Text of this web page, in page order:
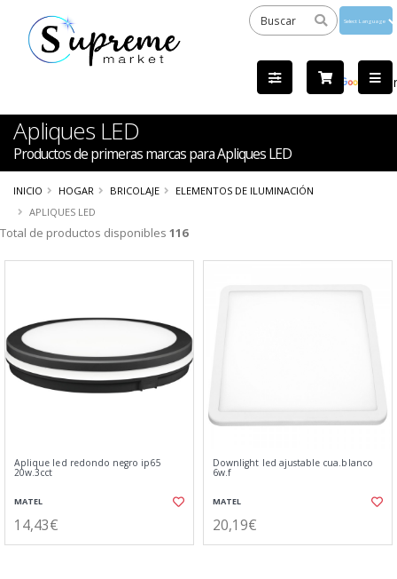
by
Apliques LED
Productos de primeras marcas para Apliques LED
INICIO HOGAR BRICOLAJE
ELEMENTOS DE ILUMINACIÓN
APLIQUES LED
Total de productos disponibles 116
Aplique led redondo negro ip65
20w.3cct
MATEL
14,43€
Downlight led ajustable cua.blanco
6w.f
MATEL
20,19€